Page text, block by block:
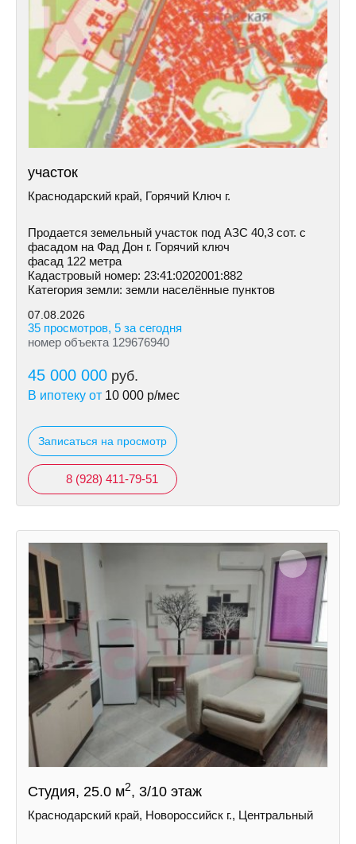
участок
Краснодарский край, Горячий Ключ г.
Продается земельный участок под АЗС 40,3 сот. c
фасадом нa Фад Дoн г. Горячий ключ
фасад 122 метра
Кадастровый номер: 23:41:0202001:882
Категория земли: земли населённые пунктов
07.08.2026
35 просмотров, 5 за сегодня
номер объекта 129676940
45 000 000 руб.
В ипотеку от 10 000 р/мес
Записаться на просмотр
8 (928) 411-79-51
Студия, 25.0 м2, 3/10 этаж
Краснодарский край, Новороссийск г., Центральный